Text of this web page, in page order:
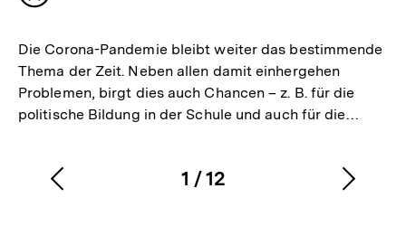
Die Corona-Pandemie bleibt weiter das bestimmende
Thema der Zeit. Neben allen damit einhergehen
Problemen, birgt dies auch Chancen – z. B. für die
politische Bildung in der Schule und auch für die…
Karussellinhalt
1
von
/12
Vorherigen